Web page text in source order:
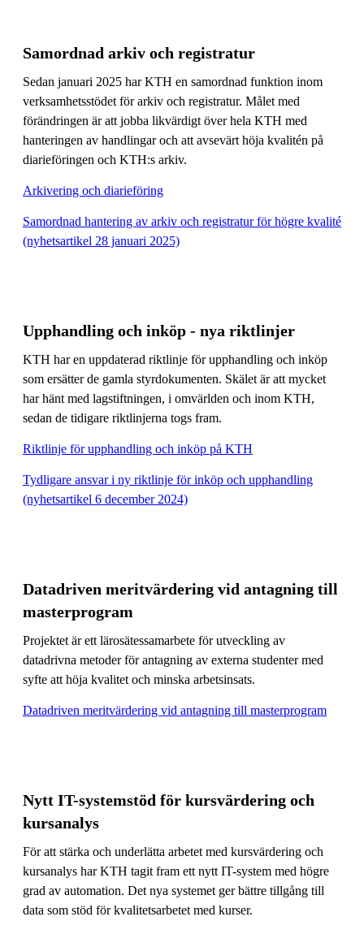
Samordnad arkiv och registratur
Sedan januari 2025 har KTH en samordnad funktion inom
verksamhetsstödet för arkiv och registratur. Målet med
förändringen är att jobba likvärdigt över hela KTH med
hanteringen av handlingar och att avsevärt höja kvalitén på
diarieföringen och KTH:s arkiv.
Arkivering och diarieföring
Samordnad hantering av arkiv och registratur för högre kvalité
(nyhetsartikel 28 januari 2025)
Upphandling och inköp - nya riktlinjer
KTH har en uppdaterad riktlinje för upphandling och inköp
som ersätter de gamla styrdokumenten. Skälet är att mycket
har hänt med lagstiftningen, i omvärlden och inom KTH,
sedan de tidigare riktlinjerna togs fram.
Riktlinje för upphandling och inköp på KTH
Tydligare ansvar i ny riktlinje för inköp och upphandling
(nyhetsartikel 6 december 2024)
Datadriven meritvärdering vid antagning till
masterprogram
Projektet är ett lärosätessamarbete för utveckling av
datadrivna metoder för antagning av externa studenter med
syfte att höja kvalitet och minska arbetsinsats.
Datadriven meritvärdering vid antagning till masterprogram
Nytt IT-systemstöd för kursvärdering och
kursanalys
För att stärka och underlätta arbetet med kursvärdering och
kursanalys har KTH tagit fram ett nytt IT-system med högre
grad av automation. Det nya systemet ger bättre tillgång till
data som stöd för kvalitetsarbetet med kurser.